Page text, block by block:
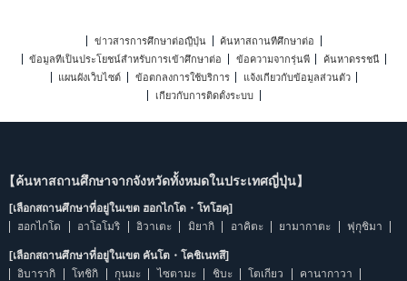
ข่าวสารการศึกษาต่อญี่ปุ่น
ค้นหาสถานที่ศึกษาต่อ
ข้อมูลที่เป็นประโยชน์สำหรับการเข้าศึกษาต่อ
ข้อความจากรุ่นพี่
ค้นหาดรรชนี
แผนผังเว็บไซต์
ข้อตกลงการใช้บริการ
แจ้งเกี่ยวกับข้อมูลส่วนตัว
เกี่ยวกับการติดตั้งระบบ
【ค้นหาสถานศึกษาจากจังหวัดทั้งหมดในประเทศญี่ปุ่น】
[เลือกสถานศึกษาที่อยู่ในเขต ฮอกไกโด・โทโฮคุ]
ฮอกไกโด
อาโอโมริ อิวาเตะ มิยากิ อาคิตะ ยามากาตะ ฟุกุชิมา
[เลือกสถานศึกษาที่อยู่ในเขต คันโต・โคชิเนทสึ]
อิบารากิ
โทชิกิ กุนมะ ไซตามะ ชิบะ โตเกียว
คานากาวา